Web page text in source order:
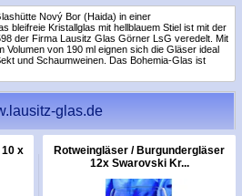
Nový Bor (Haida) in einer
bleifreie Kristallglas mit hellblauem Stiel ist mit der
der Firma Lausitz Glas Görner LsG veredelt. Mit
Volumen von 190 ml eignen sich die Gläser ideal
und Schaumweinen. Das Bohemia-Glas ist
glas.de
x
Rotweingläser / Burgundergläser
12x Swarovski Kr...